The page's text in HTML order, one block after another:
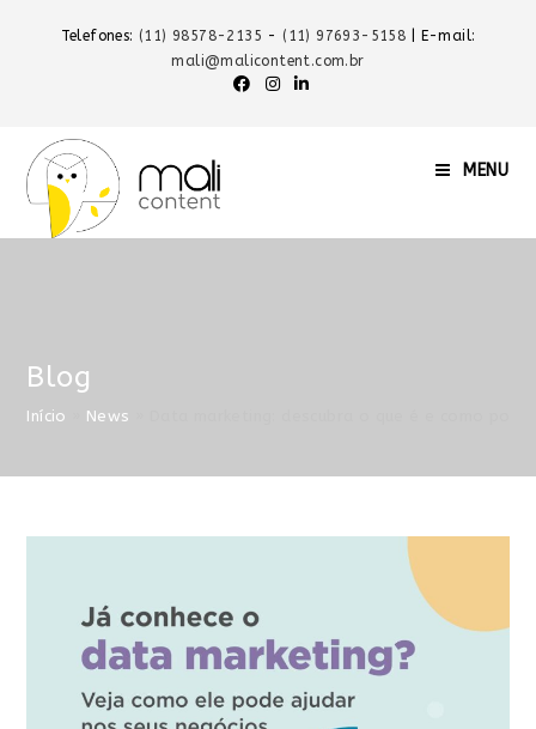
Telefones: (11) 98578-2135 - (11) 97693-5158
| E-mail:
mali@malicontent.com.br
MENU
Blog
Início News